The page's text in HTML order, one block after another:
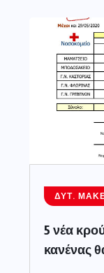
ΔΥΤ.
5 νέα
κανένας